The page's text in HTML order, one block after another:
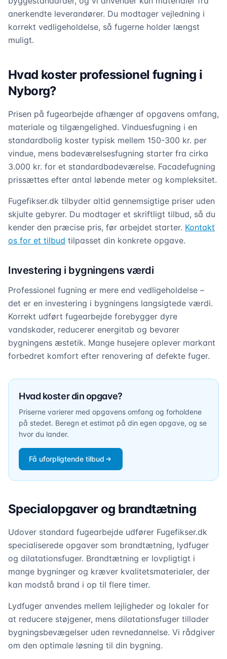
anerkendte leverandører. Du modtager vejledning i
korrekt vedligeholdelse, så fugerne holder længst
muligt.
Hvad koster professionel fugning i
Nyborg?
Prisen på fugearbejde afhænger af opgavens omfang,
materiale og tilgængelighed. Vinduesfugning i en
standardbolig koster typisk mellem 150-300 kr. per
vindue, mens badeværelsesfugning starter fra cirka
3.000 kr. for et standardbadeværelse. Facadefugning
prissættes efter antal løbende meter og kompleksitet.
Fugefikser.dk tilbyder altid gennemsigtige priser uden
skjulte gebyrer. Du modtager et skriftligt tilbud, så du
kender den præcise pris, før arbejdet starter. Kontakt
os for et tilbud tilpasset din konkrete opgave.
Investering i bygningens værdi
Professionel fugning er mere end vedligeholdelse –
det er en investering i bygningens langsigtede værdi.
Korrekt udført fugearbejde forebygger dyre
vandskader, reducerer energitab og bevarer
bygningens æstetik. Mange husejere oplever markant
forbedret komfort efter renovering af defekte fuger.
Hvad koster din opgave?
Priserne varierer med opgavens omfang og forholdene
på stedet. Beregn et estimat på din egen opgave, og se
hvor du lander.
Få uforpligtende tilbud
Specialopgaver og brandtætning
Udover standard fugearbejde udfører Fugefikser.dk
specialiserede opgaver som brandtætning, lydfuger
og dilatationsfuger. Brandtætning er lovpligtigt i
mange bygninger og kræver kvalitetsmaterialer, der
kan modstå brand i op til flere timer.
Lydfuger anvendes mellem lejligheder og lokaler for
at reducere støjgener, mens dilatationsfuger tillader
bygningsbevægelser uden revnedannelse. Vi rådgiver
om den optimale løsning til din bygning.